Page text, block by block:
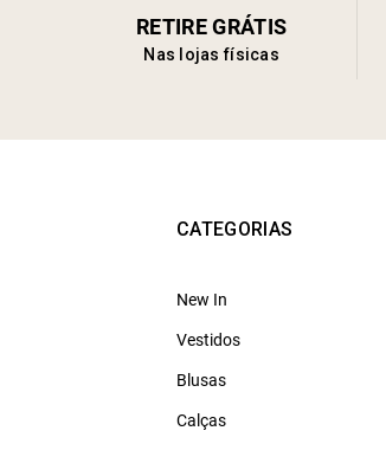
RETIRE GRÁTIS
Nas lojas físicas
CATEGORIAS
New In
Vestidos
Blusas
Calças